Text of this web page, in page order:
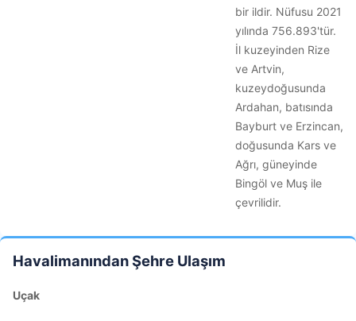
bir ildir. Nüfusu 2021
yılında 756.893'tür.
İl kuzeyinden Rize
ve Artvin,
kuzeydoğusunda
Ardahan, batısında
Bayburt ve Erzincan,
doğusunda Kars ve
Ağrı, güneyinde
Bingöl ve Muş ile
çevrilidir.
Havalimanından Şehre Ulaşım
Uçak